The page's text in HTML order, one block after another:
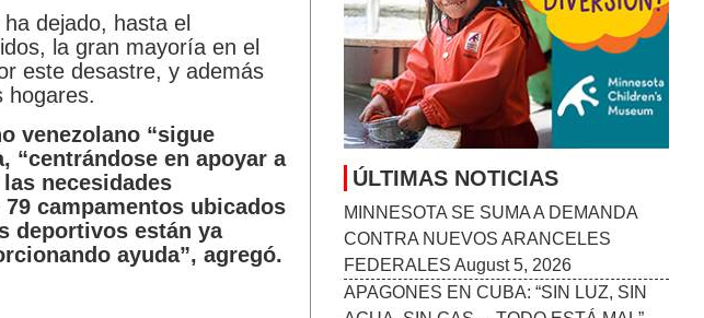
dejado, hasta el
la gran mayoría en el
este desastre, y además
hogares.
venezolano “sigue
“centrándose en apoyar a
necesidades
campamentos ubicados
deportivos están ya
ayuda”, agregó.
FEDERALESAugust 5, 2026
APAGONES EN CUBA: “SIN LUZ, SIN
AGUA, SIN GAS… TODO ESTÁ MAL”
POR LA CRISIS ENERGÉTICAAugust 5,
2026
ADOLESCENTES MAYORES TOMAN
LA INICIATIVA PARA COMBATIR LAS
PLAGAS DE LOS LAGOS EN
MINNESOTA August 5, 2026
DETENCIÓN DE MIGRANTES EN
EEUU ALCANZA SU PUNTO MÁS ALTO
DURANTE EL GOBIERNO DE TRUMP